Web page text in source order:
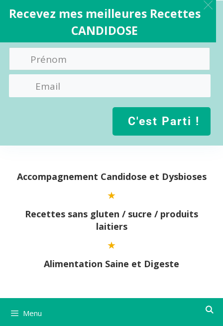
contenuAccompagnement Candidose et Dysbioses
Recettes sans gluten / sucre / produits
laitiers
Alimentation Saine et Digeste
Menu
Recevez mes meilleures Recettes
CANDIDOSE
C'est Parti !